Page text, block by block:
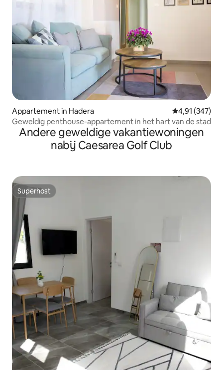
Appartement in Hadera Gemiddelde
4,91 (347)
Geweldig penthouse-appartement in het hart van de stad
Andere geweldige vakantiewoningen
nabij Caesarea Golf Club
Superhost
Superhost